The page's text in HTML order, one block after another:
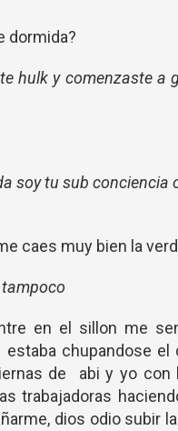
dormida?
hulk y comenzaste a
soy tu sub conciencia
caes muy bien la
en el sillon me
chupandose
de abi y yo
trabajadoras
dios odio subir